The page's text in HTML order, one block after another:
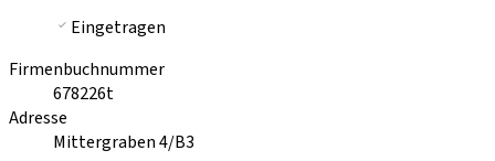
Eingetragen
Firmenbuchnummer
678226t
Adresse
Mittergraben 4/B3